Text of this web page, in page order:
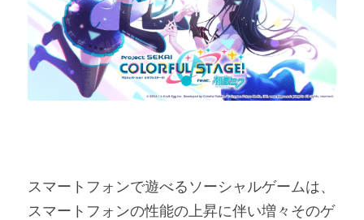
スマートフォンで遊べるソーシャルゲームは、
スマートフォンの性能の上昇に伴い増々そのゲ